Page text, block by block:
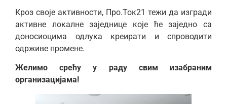
Кроз своје активности, Про.Ток21 тежи да изгради
активне локалне заједнице које ће заједно са
доносиоцима одлука креирати и спроводити
одрживе промене.
Желимо срећу у раду свим изабраним
организацијама!